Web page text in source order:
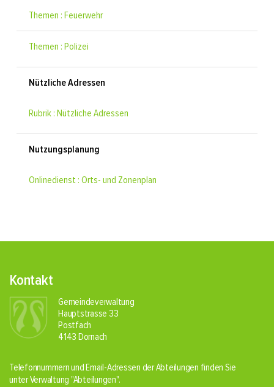
Themen : Feuerwehr
Themen : Polizei
Nützliche Adressen
Rubrik : Nützliche Adressen
Nutzungsplanung
Onlinedienst : Orts- und Zonenplan
Fusszeile
Kontakt
Gemeindeverwaltung
Hauptstrasse 33
Postfach
4143 Dornach
Telefonnummern und Email-Adressen der Abteilungen finden Sie
unter Verwaltung "Abteilungen".